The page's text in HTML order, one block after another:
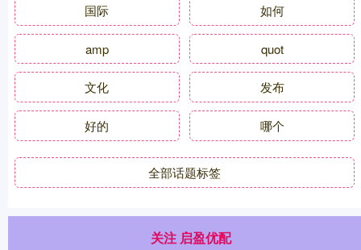
国际 如何
amp quot
文化 发布
好的 哪个
全部话题标签
关注 启盈优配